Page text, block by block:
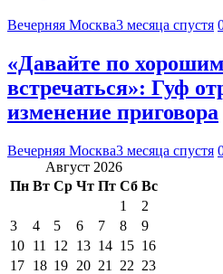
Вечерняя Москва3 месяца спустя
«Давайте по
встречаться»: Гуф
изменение приговора
Вечерняя Москва3 месяца спустя
Август 2026
Пн Вт Ср Чт Пт Сб Вс
1
2
3
4 5 6 7 8
9
10 11 12 13 14 15 16
17 18 19 20 21 22 23